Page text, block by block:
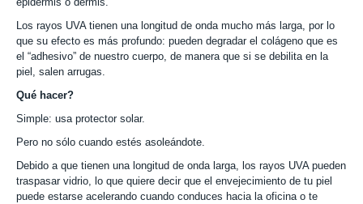
Los rayos UVA tienen una longitud de onda mucho más larga, por lo
que su efecto es más profundo: pueden degradar el colágeno que es
el “adhesivo” de nuestro cuerpo, de manera que si se debilita en la
piel, salen arrugas.
Qué hacer?
Simple: usa protector solar.
Pero no sólo cuando estés asoleándote.
Debido a que tienen una longitud de onda larga, los rayos UVA pueden
traspasar vidrio, lo que quiere decir que el envejecimiento de tu piel
puede estarse acelerando cuando conduces hacia la oficina o te